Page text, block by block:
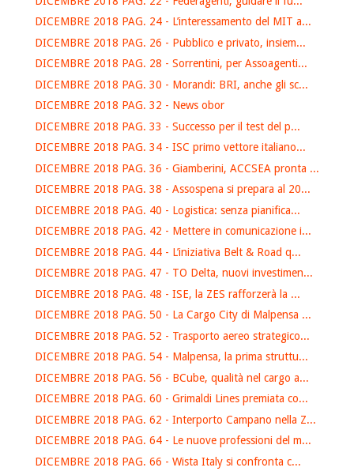
DICEMBRE 2018 PAG. 24 - L’interessamento del MIT a...
DICEMBRE 2018 PAG. 26 - Pubblico e privato, insiem...
DICEMBRE 2018 PAG. 28 - Sorrentini, per Assoagenti...
DICEMBRE 2018 PAG. 30 - Morandi: BRI, anche gli sc...
DICEMBRE 2018 PAG. 32 - News obor
DICEMBRE 2018 PAG. 33 - Successo per il test del p...
DICEMBRE 2018 PAG. 34 - ISC primo vettore italiano...
DICEMBRE 2018 PAG. 36 - Giamberini, ACCSEA pronta ...
DICEMBRE 2018 PAG. 38 - Assospena si prepara al 20...
DICEMBRE 2018 PAG. 40 - Logistica: senza pianifica...
DICEMBRE 2018 PAG. 42 - Mettere in comunicazione i...
DICEMBRE 2018 PAG. 44 - L’iniziativa Belt & Road q...
DICEMBRE 2018 PAG. 47 - TO Delta, nuovi investimen...
DICEMBRE 2018 PAG. 48 - ISE, la ZES rafforzerà la ...
DICEMBRE 2018 PAG. 50 - La Cargo City di Malpensa ...
DICEMBRE 2018 PAG. 52 - Trasporto aereo strategico...
DICEMBRE 2018 PAG. 54 - Malpensa, la prima struttu...
DICEMBRE 2018 PAG. 56 - BCube, qualità nel cargo a...
DICEMBRE 2018 PAG. 60 - Grimaldi Lines premiata co...
DICEMBRE 2018 PAG. 62 - Interporto Campano nella Z...
DICEMBRE 2018 PAG. 64 - Le nuove professioni del m...
DICEMBRE 2018 PAG. 66 - Wista Italy si confronta c...